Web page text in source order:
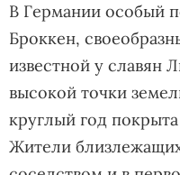
В Германии особый
Броккен,
известной у славян
высокой точки
круглый год
Жители